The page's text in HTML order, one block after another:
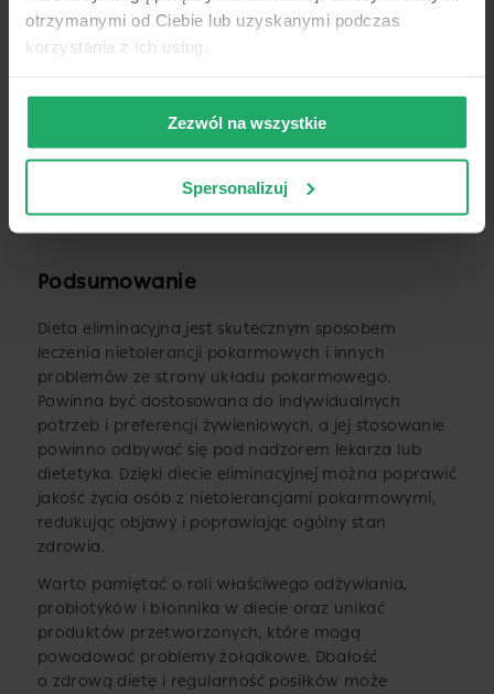
otrzymanymi od Ciebie lub uzyskanymi podczas
korzystania z ich usług.
Zezwól na wszystkie
Spersonalizuj
Wpływ diety eliminacyjnej na jakość
życia
redukując objawy takie jak bóle brzucha
i poprawiając procesy trawienne. Dzięki eliminacji
produktów, które wywołują objawy, pacjenci mogą
Podsumowanie
Dieta eliminacyjna jest skutecznym sposobem
leczenia nietolerancji pokarmowych i innych
problemów ze strony układu pokarmowego.
Powinna być dostosowana do indywidualnych
potrzeb i preferencji żywieniowych, a jej stosowanie
powinno odbywać się pod nadzorem lekarza lub
dietetyka. Dzięki diecie eliminacyjnej można poprawić
jakość życia osób z nietolerancjami pokarmowymi,
redukując objawy i poprawiając ogólny stan
zdrowia.
Warto pamiętać o roli właściwego odżywiania,
probiotyków i błonnika w diecie oraz unikać
produktów przetworzonych, które mogą
powodować problemy żołądkowe. Dbałość
o zdrową dietę i regularność posiłków może